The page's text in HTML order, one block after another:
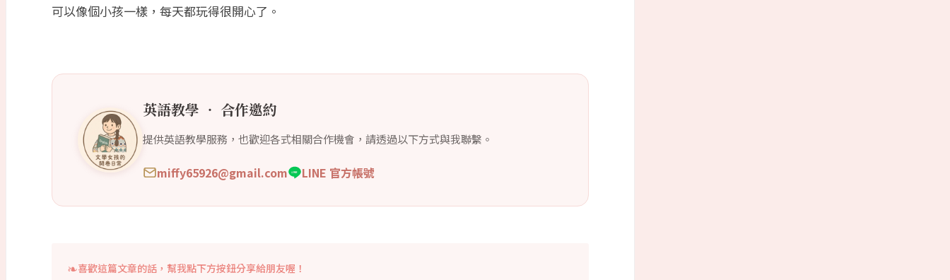
可以像個小孩一樣，每天都玩得很開心了。
英語教學 ‧ 合作邀約
提供英語教學服務，也歡迎各式相關合作機會，請透過以下方式與我聯繫。
miffy65926@gmail.com LINE 官方帳號
喜歡這篇文章的話，幫我點下方按鈕分享給朋友喔！